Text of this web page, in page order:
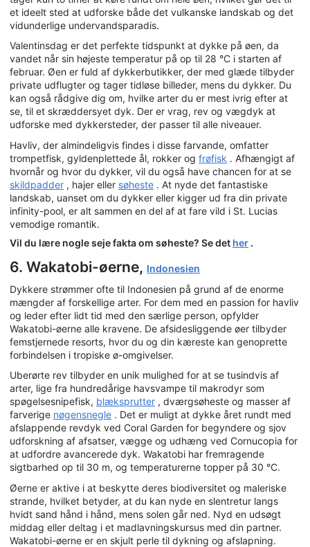
et ideelt sted at udforske både det vulkanske landskab og det
vidunderlige undervandsparadis.
Valentinsdag er det perfekte tidspunkt at dykke på øen, da
vandet når sin højeste temperatur på op til 28 °C i starten af
februar. Øen er fuld af dykkerbutikker, der med glæde tilbyder
private udflugter og tager tidløse billeder, mens du dykker. Du
kan også rådgive dig om, hvilke arter du er mest ivrig efter at
se, til et skræddersyet dyk. Der er vrag, rev og vægdyk at
udforske med dykkersteder, der passer til alle niveauer.
Havliv, der almindeligvis findes i disse farvande, omfatter
trompetfisk, gyldenplettede ål, rokker og frøfisk . Afhængigt af
hvornår og hvor du dykker, vil du også have chancen for at se
skildpadder , hajer eller søheste . At nyde det fantastiske
landskab, uanset om du dykker eller kigger ud fra din private
infinity-pool, er alt sammen en del af at fare vild i St. Lucias
vemodige romantik.
Vil du lære nogle seje fakta om søheste? Se det her .
6. Wakatobi-øerne, Indonesien
Dykkere strømmer ofte til Indonesien på grund af de enorme
mængder af forskellige arter. For dem med en passion for havliv
og leder efter lidt tid med den særlige person, opfylder
Wakatobi-øerne alle kravene. De afsidesliggende øer tilbyder
femstjernede resorts, hvor du og din kæreste kan genoprette
forbindelsen i tropiske ø-omgivelser.
Uberørte rev tilbyder en unik mulighed for at se tusindvis af
arter, lige fra hundredårige havsvampe til makrodyr som
spøgelsesnipefisk, blæksprutter , dværgsøheste og masser af
farverige nøgensnegle . Det er muligt at dykke året rundt med
afslappende revdyk ved Coral Garden for begyndere og sjov
udforskning af afsatser, vægge og udhæng ved Cornucopia for
at udfordre avancerede dyk. Wakatobi har fremragende
sigtbarhed op til 30 m, og temperaturerne topper på 30 °C.
Øerne er aktive i at beskytte deres biodiversitet og maleriske
strande, hvilket betyder, at du kan nyde en slentretur langs
hvidt sand hånd i hånd, mens solen går ned. Nyd en udsøgt
middag eller deltag i et madlavningskursus med din partner.
Wakatobi-øerne er en skjult perle til dykning og afslapning.